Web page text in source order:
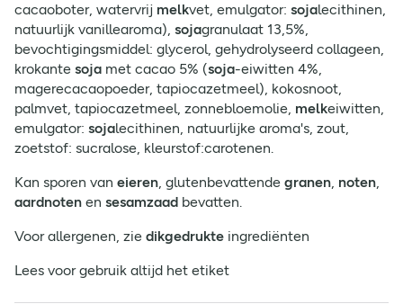
cacaoboter, watervrij melkvet, emulgator: sojalecithinen,
natuurlijk vanillearoma), sojagranulaat 13,5%,
bevochtigingsmiddel: glycerol, gehydrolyseerd collageen,
krokante soja met cacao 5% (soja-eiwitten 4%,
magerecacaopoeder, tapiocazetmeel), kokosnoot,
palmvet, tapiocazetmeel, zonnebloemolie, melkeiwitten,
emulgator: sojalecithinen, natuurlijke aroma's, zout,
zoetstof: sucralose, kleurstof:carotenen.
Kan sporen van eieren, glutenbevattende granen, noten,
aardnoten en sesamzaad bevatten.
Voor allergenen, zie dikgedrukte ingrediënten
Lees voor gebruik altijd het etiket